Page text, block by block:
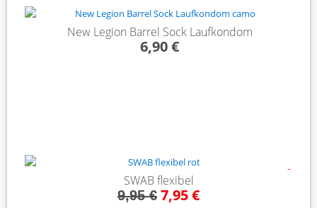
New Legion Barrel Sock Laufkondom
6,90 €
SWAB flexibel
9,95 € 7,95 €